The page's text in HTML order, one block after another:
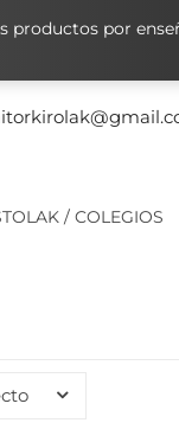
/ COLEGIOS
productos por